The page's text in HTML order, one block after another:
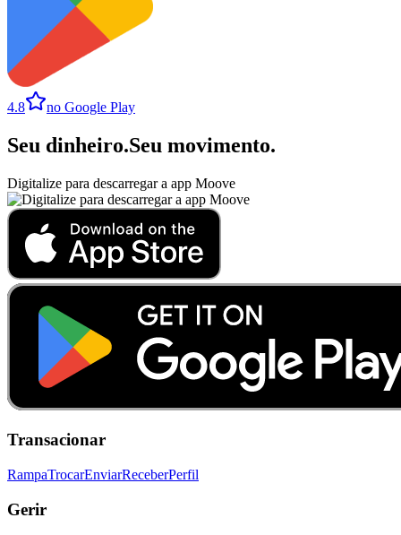
4.8 no Google Play
Seu dinheiro.Seu movimento.
Digitalize para descarregar a app Moove
Transacionar
RampaTrocarEnviarReceberPerfil
Gerir